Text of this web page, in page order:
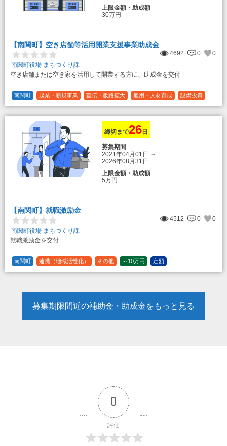
上限金額・助成額
30万円
【南関町】空き店舗等活用開業支援事業助成金
4692 0
0
南関町役場 まちづくり課
空き店舗または空き家を活用して開業する方に、助成金を交付
南関町 起業・新規事業 宣伝・販路拡大 雇用・人材育成
設備投資
運転資金
連携（地域活性化） ～30万円 1/3 (33%)
締切まで26 日
募集期間
2021年04月01日 ～
2026年08月31日
上限金額・助成額
5万円
【南関町】就職激励金
4512 0
0
南関町役場 まちづくり課
就職激励金を交付
南関町 連携（地域活性化） その他 ～10万円 定額
募集期限間近の補助金・助成金をもっと見る
0
評価